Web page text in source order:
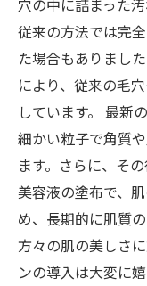
穴の中に詰まった
従来の方法では完
た場合もありまし
により、従来の毛
しています。 最新
細かい粒子で角質
ます。さらに、そ
美容液の塗布で、
め、長期的に肌質
方々の肌の美しさ
ンの導入は大変に